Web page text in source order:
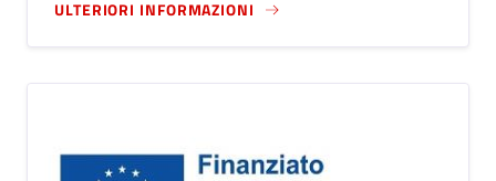
ULTERIORI INFORMAZIONI